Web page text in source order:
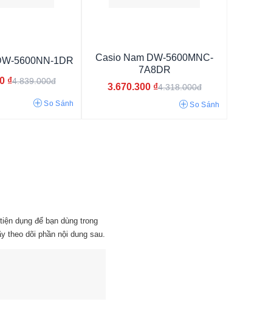
5600NN-1DR
₫4.839.000đ
So Sánh
Casio Nam DW-5600MNC-
7A8DR
3.670.300 ₫4.318.000đ
So Sánh
dụng để bạn dùng trong
theo dõi phần nội dung sau.